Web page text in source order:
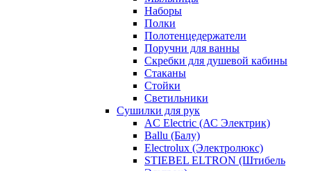
Наборы
Полки
Полотенцедержатели
Поручни для ванны
Скребки для душевой кабины
Стаканы
Стойки
Светильники
Сушилки для рук
AC Electric (АС Электрик)
Ballu (Балу)
Electrolux (Электролюкс)
STIEBEL ELTRON (Штибель